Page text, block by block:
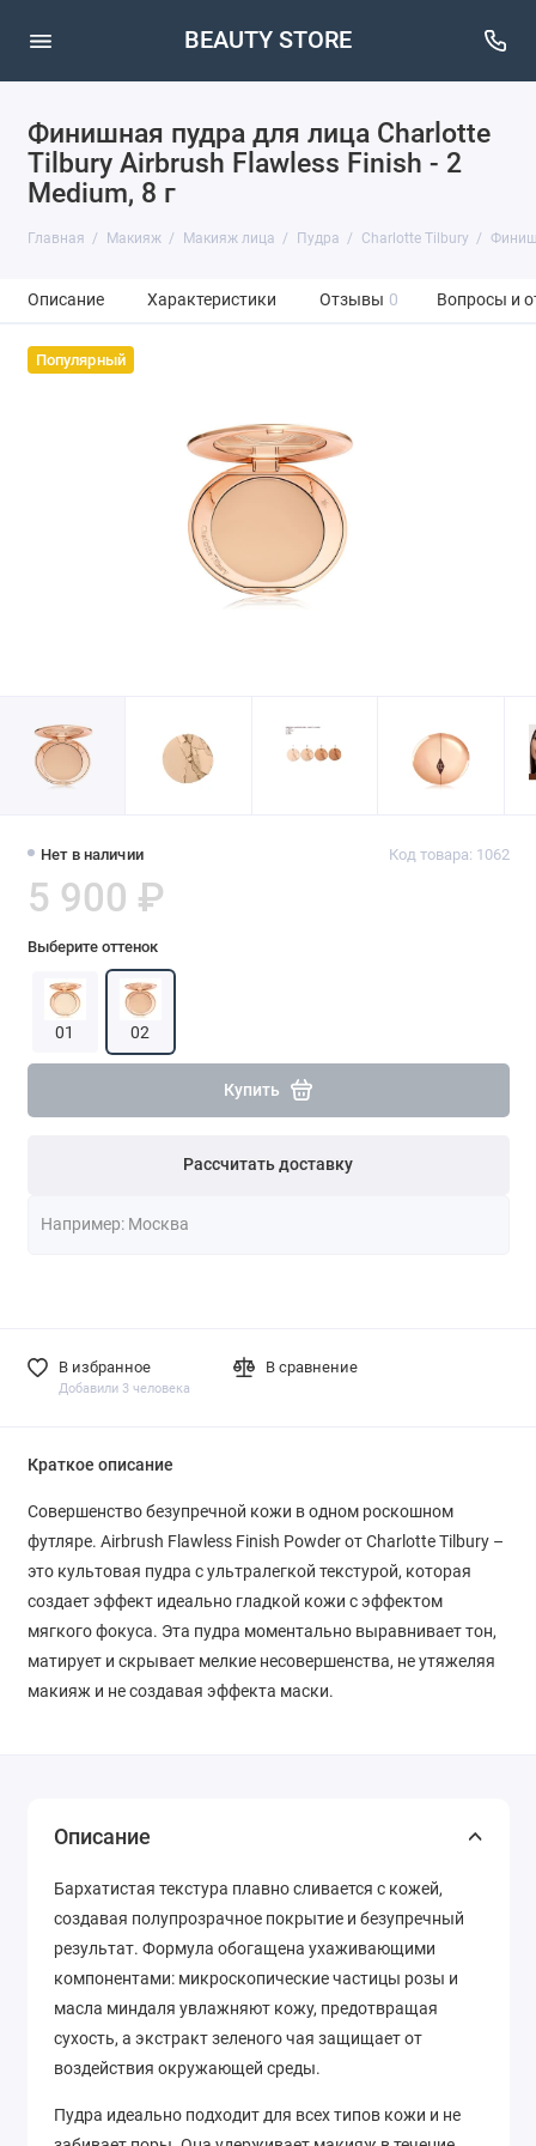
BEAUTY STORE
Финишная пудра для лица Charlotte
Tilbury Airbrush Flawless Finish - 2
Medium, 8 г
Главная Макияж Макияж лица Пудра Charlotte Tilbury
Описание Характеристики Отзывы 0 Вопросы и
Популярный
Нет в наличии Код товара: 1062
5 900 ₽
Выберите оттенок
01 02
Купить
Рассчитать доставку
В избранное
Добавили 3 человека
В сравнение
Краткое описание
Совершенство безупречной кожи в одном роскошном
футляре. Airbrush Flawless Finish Powder от Charlotte Tilbury –
это культовая пудра с ультралегкой текстурой, которая
создает эффект идеально гладкой кожи с эффектом
мягкого фокуса. Эта пудра моментально выравнивает тон,
матирует и скрывает мелкие несовершенства, не утяжеляя
макияж и не создавая эффекта маски.
Описание
Бархатистая текстура плавно сливается с кожей,
создавая полупрозрачное покрытие и безупречный
результат. Формула обогащена ухаживающими
компонентами: микроскопические частицы розы и
масла миндаля увлажняют кожу, предотвращая
сухость, а экстракт зеленого чая защищает от
воздействия окружающей среды.
Пудра идеально подходит для всех типов кожи и не